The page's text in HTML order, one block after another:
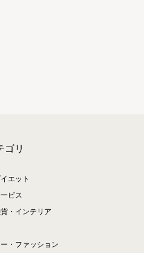
ゴリ
エット
ビス
・インテリア
・ファッション